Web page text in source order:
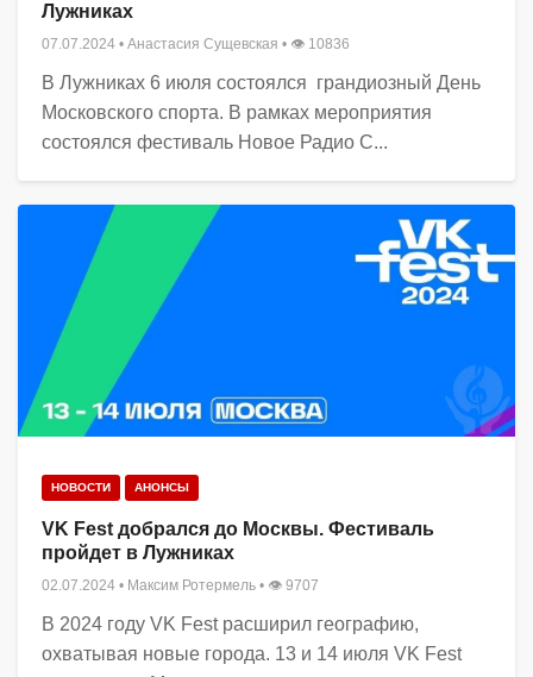
Лужниках
07.07.2024 • Анастасия Сущевская • 👁 10836
В Лужниках 6 июля состоялся грандиозный День
Московского спорта. В рамках мероприятия
состоялся фестиваль Новое Радио С...
НОВОСТИ АНОНСЫ
VK Fest добрался до Москвы. Фестиваль
пройдет в Лужниках
02.07.2024 • Максим Ротермель • 👁 9707
В 2024 году VK Fest расширил географию,
охватывая новые города. 13 и 14 июля VK Fest